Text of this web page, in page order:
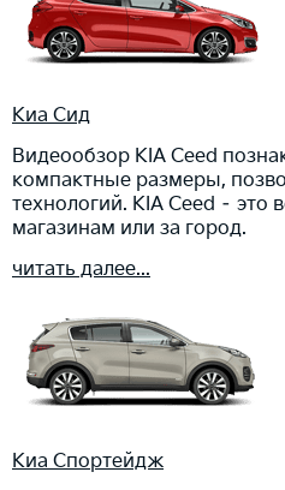
Киа Сид
Видеообзор KIA Ceed
компактные размеры,
технологий. KIA Ceed –
магазинам или за город.
читать далее...
Киа Спортейдж